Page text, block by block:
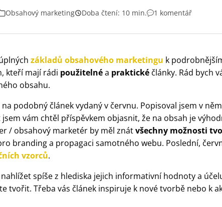
Obsahový marketing Doba čtení: 10 min. 1 komentář
základů obsahového marketingu k
kteří mají rádi použitelnéa praktické články. Rád bych
obsahu.
podobný článek vydaný v červnu. Popisoval jsem v něm
vám chtěl příspěvkem objasnit, že na obsah je
/ obsahový marketér by měl znátvšechny možnosti
branding a propagaci samotného webu. Poslední,
vzorců.
spíše z hlediska jejich informativní hodnoty a
tvořit. Třeba vás článek inspiruje k nové tvorbě nebo k